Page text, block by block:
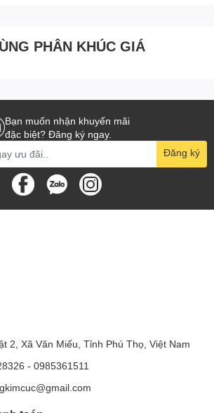
PHÂN KHÚC GIÁ
Bạn muốn nhận khuyến mãi
đặc biệt? Đăng ký ngay.
Đăng ký
2, Xã Văn Miếu, Tỉnh Phú Thọ, Việt Nam
- 0985361511